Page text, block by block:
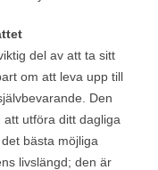
del av att ta sitt
om att leva upp till
Den
utföra ditt dagliga
bästa möjliga
livslängd; den är